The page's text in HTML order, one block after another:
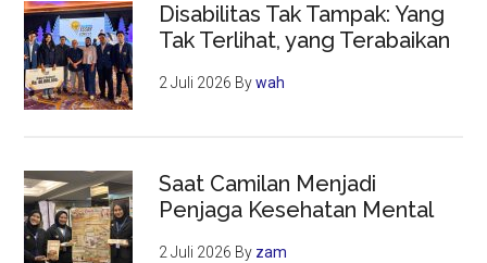
Disabilitas Tak Tampak: Yang
Tak Terlihat, yang Terabaikan
2 Juli 2026 Bywah
Saat Camilan Menjadi
Penjaga Kesehatan Mental
2 Juli 2026 By zam